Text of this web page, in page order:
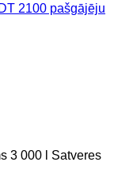
2100 pašgājēju
3 000 l
Satveres